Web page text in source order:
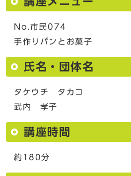
No.市民074
手作りパンとお菓子
氏名・団体名
タケウチ タカコ
武内 孝子
講座時間
約180分